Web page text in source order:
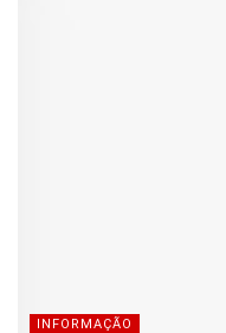
INFORMAÇÃO